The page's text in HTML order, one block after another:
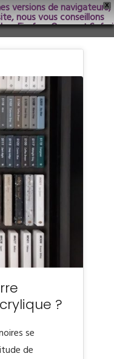
X
versions de navigateurs,
nous vous conseillons
Firefox, Opera et Safari
récentes.
?
se
de